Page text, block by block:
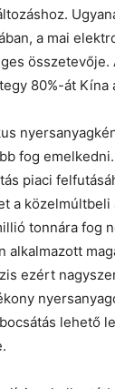
a mai
összetevője.
80%-át Kína
fog
piaci
a közelmúltbeli
tonnára fog
alkalmazott
ezért
lehető